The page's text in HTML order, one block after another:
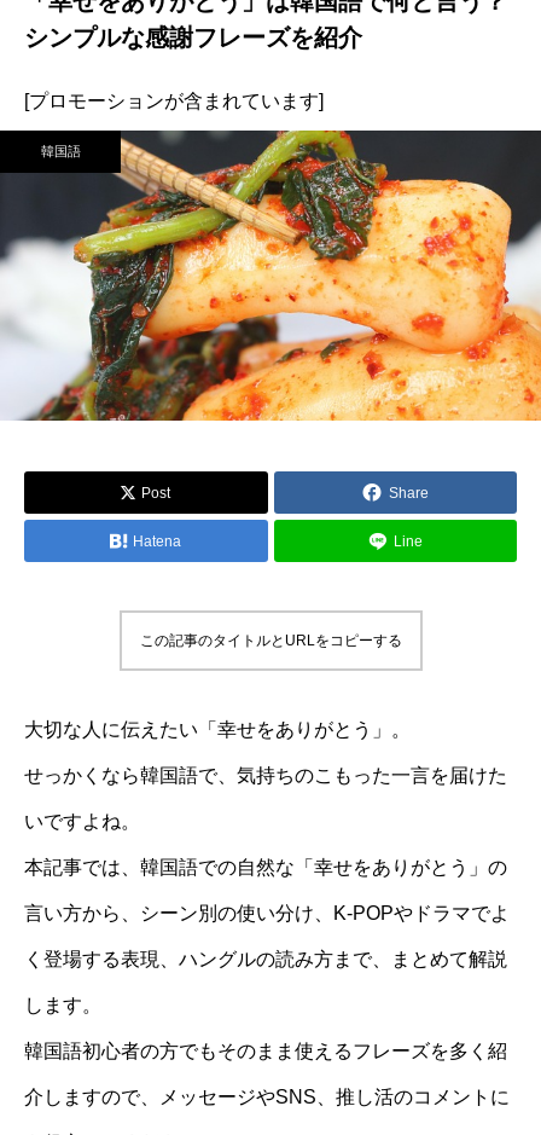
シンプルな感謝フレーズを紹介
[プロモーションが含まれています]
韓国語
Post Share
Hatena Line
この記事のタイトルとURLをコピーする
大切な人に伝えたい「幸せをありがとう」。
せっかくなら韓国語で、気持ちのこもった一言を届けた
いですよね。
本記事では、韓国語での自然な「幸せをありがとう」の
言い方から、シーン別の使い分け、K-POPやドラマでよ
く登場する表現、ハングルの読み方まで、まとめて解説
します。
韓国語初心者の方でもそのまま使えるフレーズを多く紹
介しますので、メッセージやSNS、推し活のコメントに